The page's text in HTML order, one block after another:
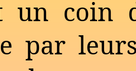
un coin
par